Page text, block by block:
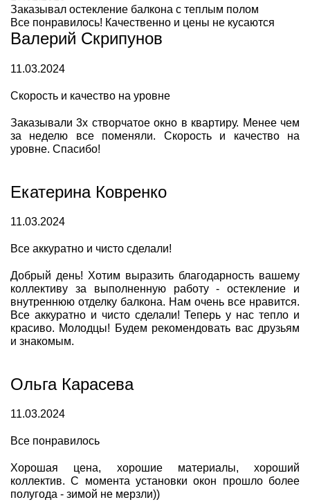
Заказывал остекление балкона с теплым полом
Все понравилось! Качественно и цены не кусаются
Валерий Скрипунов
11.03.2024
Скорость и качество на уровне
Заказывали 3х створчатое окно в квартиру. Менее чем
за неделю все поменяли. Скорость и качество на
уровне. Спасибо!
Екатерина Ковренко
11.03.2024
Все аккуратно и чисто сделали!
Добрый день! Хотим выразить благодарность вашему
коллективу за выполненную работу - остекление и
внутреннюю отделку балкона. Нам очень все нравится.
Все аккуратно и чисто сделали! Теперь у нас тепло и
красиво. Молодцы! Будем рекомендовать вас друзьям
и знакомым.
Ольга Карасева
11.03.2024
Все понравилось
Хорошая цена, хорошие материалы, хороший
коллектив. С момента установки окон прошло более
полугода - зимой не мерзли))